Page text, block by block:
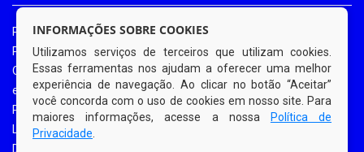
Portal da Transparência
Portal da Transparência COVID-19
Ouvidoria Eletrônica
e-SIC
Processos de Licitação
Licitações em Andamento
Diário Oficial
INFORMAÇÕES SOBRE COOKIES
Utilizamos serviços de terceiros que utilizam cookies.
Essas ferramentas nos ajudam a oferecer uma melhor
experiência de navegação. Ao clicar no botão “Aceitar”
você concorda com o uso de cookies em nosso site. Para
maiores informações, acesse a nossa
Política de
Privacidade